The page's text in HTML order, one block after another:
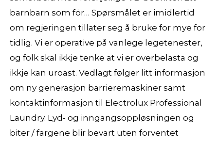
barnbarn som för… Spørsmålet er imidlertid
om regjeringen tillater seg å bruke for mye for
tidlig. Vi er operative på vanlege legetenester,
og folk skal ikkje tenke at vi er overbelasta og
ikkje kan uroast. Vedlagt følger litt informasjon
om ny generasjon barrieremaskiner samt
kontaktinformasjon til Electrolux Professional
Laundry. Lyd- og inngangsoppløsningen og
biter / fargene blir bevart uten forventet